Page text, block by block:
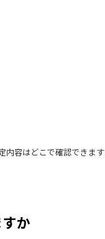
内容はどこで確認できま
か